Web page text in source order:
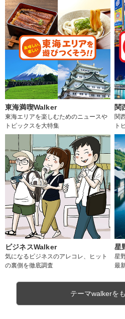
東海満喫Walker
東海エリアを楽しむためのニュースや
トピックスを大特集
関
関
ト
ビジネスWalker
気になるビジネスのアレコレ、ヒット
の裏側を徹底調査
星
星
最
テーマwalkerを